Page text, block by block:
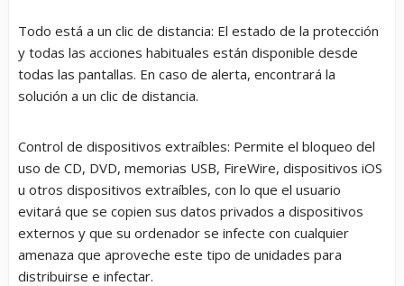
Todo está a un clic de distancia: El estado de la protección
y todas las acciones habituales están disponible desde
todas las pantallas. En caso de alerta, encontrará la
solución a un clic de distancia.
Control de dispositivos extraíbles: Permite el bloqueo del
uso de CD, DVD, memorias USB, FireWire, dispositivos iOS
u otros dispositivos extraíbles, con lo que el usuario
evitará que se copien sus datos privados a dispositivos
externos y que su ordenador se infecte con cualquier
amenaza que aproveche este tipo de unidades para
distribuirse e infectar.